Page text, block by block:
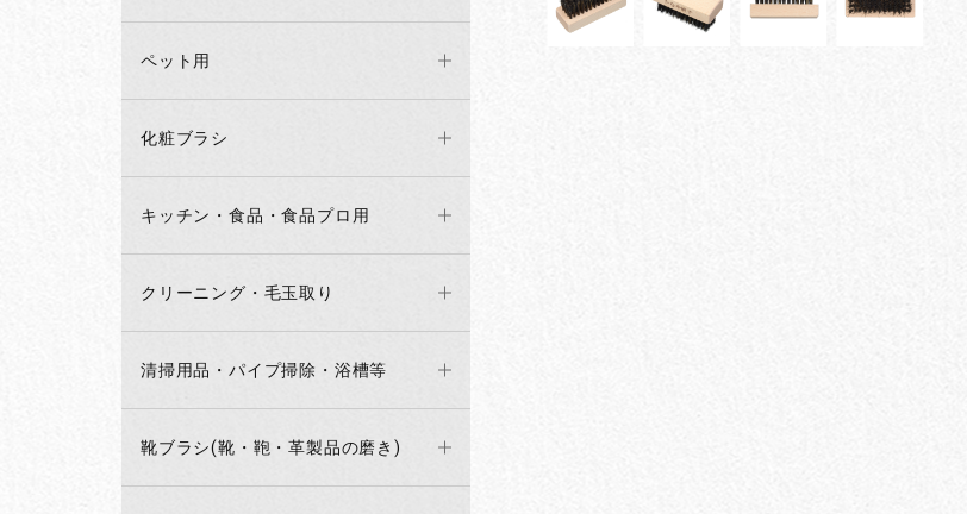
ペット用
化粧ブラシ
キッチン・食品・食品プロ用
クリーニング・毛玉取り
清掃用品・パイプ掃除・浴槽等
靴ブラシ(靴・鞄・革製品の磨き)